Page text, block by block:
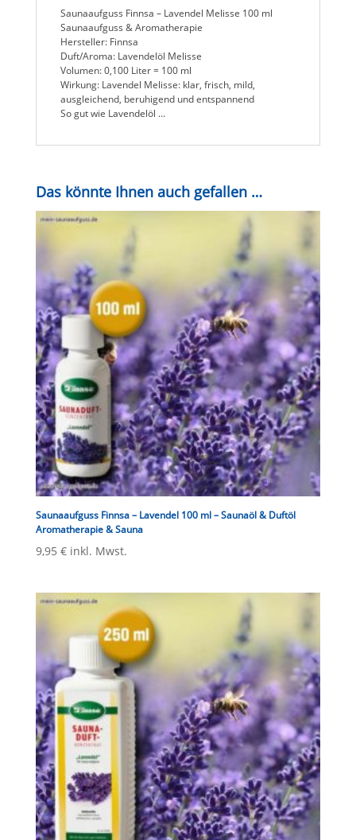
Saunaaufguss Finnsa – Lavendel Melisse 100 ml
Saunaaufguss & Aromatherapie
Hersteller: Finnsa
Duft/Aroma: Lavendelöl Melisse
Volumen: 0,100 Liter = 100 ml
Wirkung: Lavendel Melisse: klar, frisch, mild,
ausgleichend, beruhigend und entspannend
So gut wie Lavendelöl …
Das könnte Ihnen auch gefallen …
Saunaaufguss Finnsa – Lavendel 100 ml – Saunaöl & Duftöl
Aromatherapie & Sauna
9,95 € inkl. Mwst.